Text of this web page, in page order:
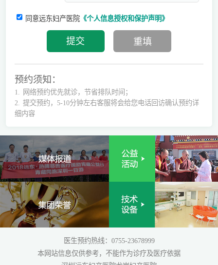
同意远东妇产医院《个人信息授权和保护声明》
预约须知：
1.
网络预约优先就诊，节省排队时间；
2.
提交预约，5-10分钟左右客服将会给您电话回访确认预约详
细内容
医生预约热线：0755-23678999
本网站信息仅供参考，不能作为诊疗及医疗依据